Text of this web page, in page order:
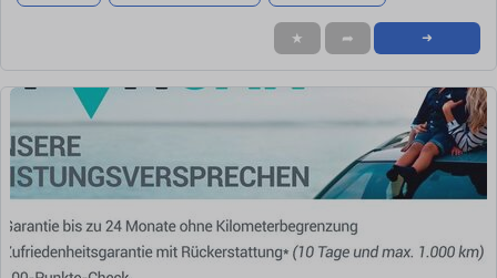
★ ➦ ➜